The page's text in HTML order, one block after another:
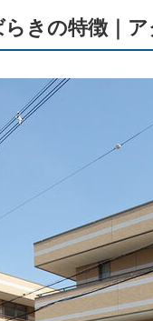
きの特徴｜